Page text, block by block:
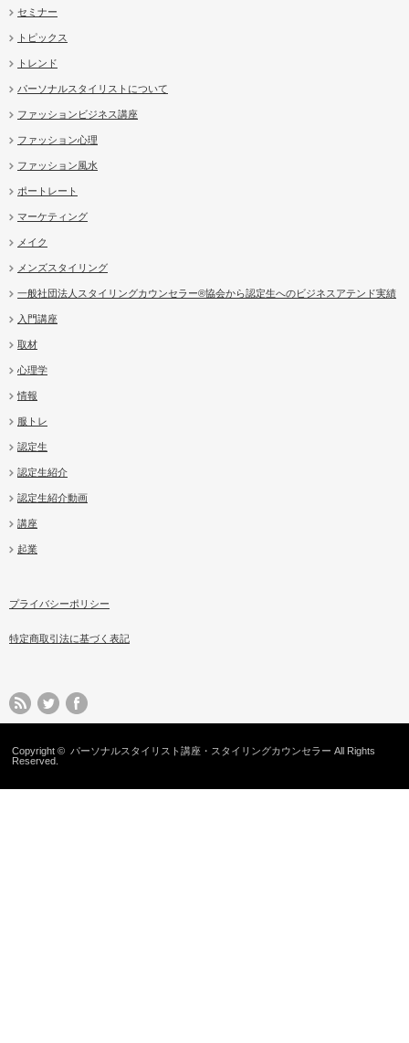
セミナー
トピックス
トレンド
パーソナルスタイリストについて
ファッションビジネス講座
ファッション心理
ファッション風水
ポートレート
マーケティング
メイク
メンズスタイリング
一般社団法人スタイリングカウンセラー®協会から認定生へのビジネスアテンド実績
入門講座
取材
心理学
情報
服トレ
認定生
認定生紹介
認定生紹介動画
講座
起業
プライバシーポリシー
特定商取引法に基づく表記
Copyright © パーソナルスタイリスト講座・スタイリングカウンセラー All Rights
Reserved.